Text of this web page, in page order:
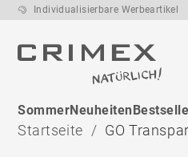
Individualisierbare Werbeartikel
SommerNeuheiten
Startseite GO